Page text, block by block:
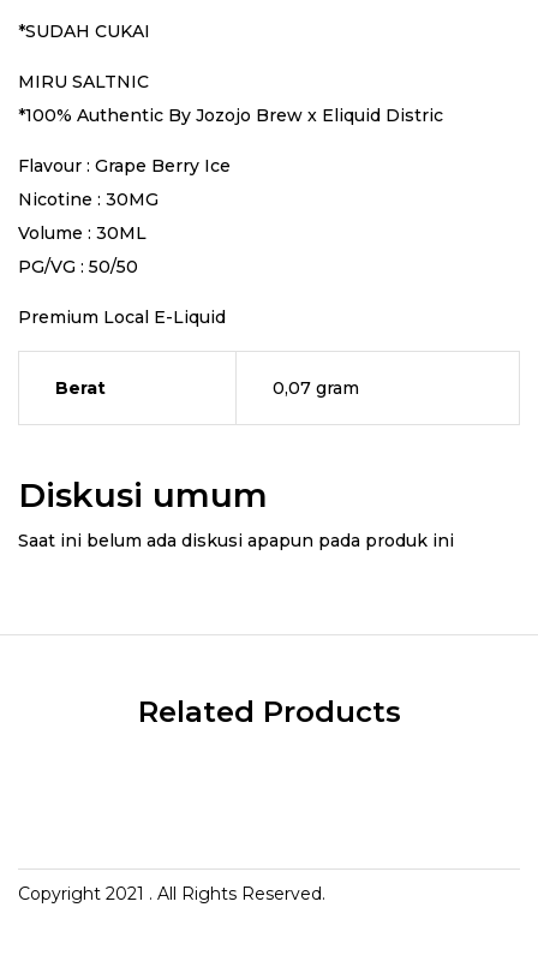
*SUDAH CUKAI
MIRU SALTNIC
*100% Authentic By Jozojo Brew x Eliquid Distric
Flavour : Grape Berry Ice
Nicotine : 30MG
Volume : 30ML
PG/VG : 50/50
Premium Local E-Liquid
Berat 0,07 gram
Diskusi umum
Saat ini belum ada diskusi apapun pada produk ini
Related Products
Copyright 2021 . All Rights Reserved.